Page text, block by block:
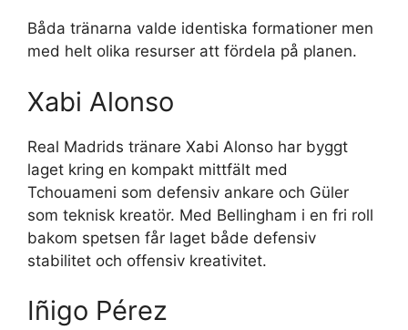
Båda tränarna valde identiska formationer men
med helt olika resurser att fördela på planen.
Xabi Alonso
Real Madrids tränare Xabi Alonso har byggt
laget kring en kompakt mittfält med
Tchouameni som defensiv ankare och Güler
som teknisk kreatör. Med Bellingham i en fri roll
bakom spetsen får laget både defensiv
stabilitet och offensiv kreativitet.
Iñigo Pérez